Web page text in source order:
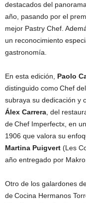
destacados del
año, pasando por el
mejor Pastry Chef.
un reconocimiento
gastronomía.
En esta edición, Paolo
distinguido como Chef
subraya su dedicación y
Álex Carrera , del
de Chef Imperfectx, en
1906 que valora su
Martina Puigvert (Les
año entregado por Makro.
Otro de los galardones
de Cocina Hermanos